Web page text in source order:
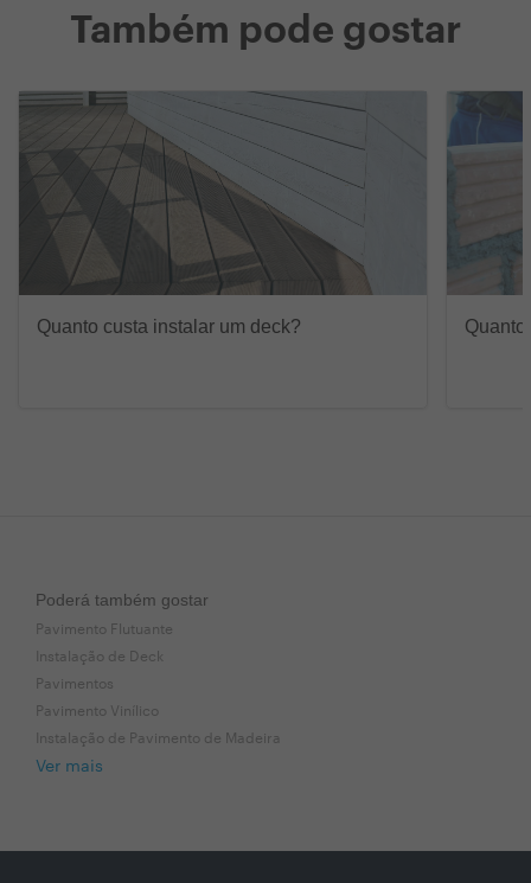
Também pode gostar
Quanto custa instalar um deck?
Poderá também gostar
Pavimento Flutuante
Instalação de Deck
Pavimentos
Pavimento Vinílico
Instalação de Pavimento de Madeira
Ver mais